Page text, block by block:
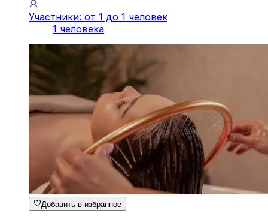
Участники: от 1 до 1 человек
1 человека
Добавить в избранное